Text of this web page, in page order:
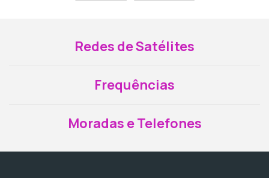
Redes de Satélites
Frequências
Moradas e Telefones